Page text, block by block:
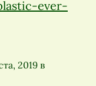
ever-
2019в